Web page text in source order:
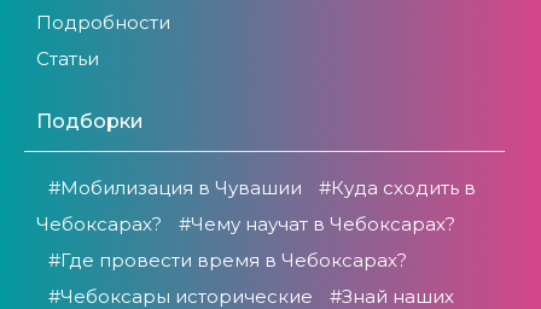
Подробности
Статьи
Подборки
#Мобилизация в Чувашии
#Куда сходить в
Чебоксарах?
#Чему научат в Чебоксарах?
#Где провести время в Чебоксарах?
#Чебоксары исторические
#Знай наших